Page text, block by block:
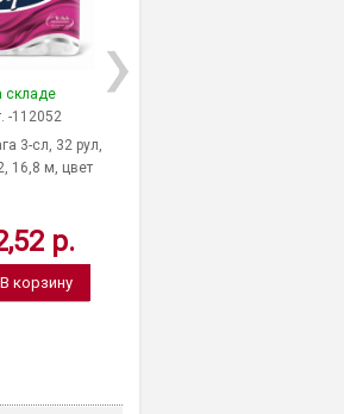
складе
-112052
3-сл, 32 рул,
16,8 м, цвет
р.